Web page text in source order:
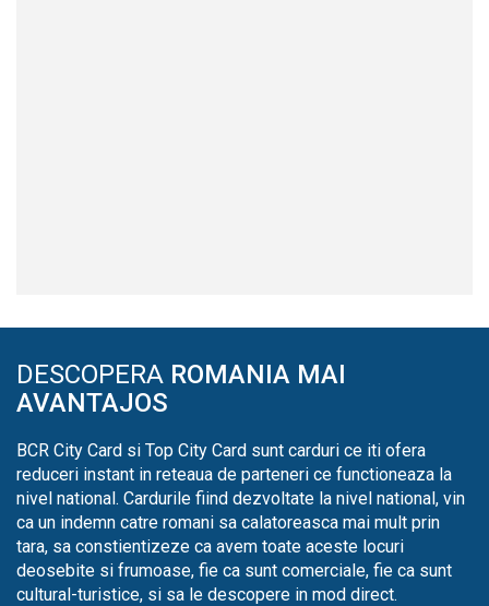
DESCOPERA ROMANIA MAI
AVANTAJOS
BCR City Card si Top City Card sunt carduri ce iti ofera
reduceri instant in reteaua de parteneri ce functioneaza la
nivel national. Cardurile fiind dezvoltate la nivel national, vin
ca un indemn catre romani sa calatoreasca mai mult prin
tara, sa constientizeze ca avem toate aceste locuri
deosebite si frumoase, fie ca sunt comerciale, fie ca sunt
cultural-turistice, si sa le descopere in mod direct.